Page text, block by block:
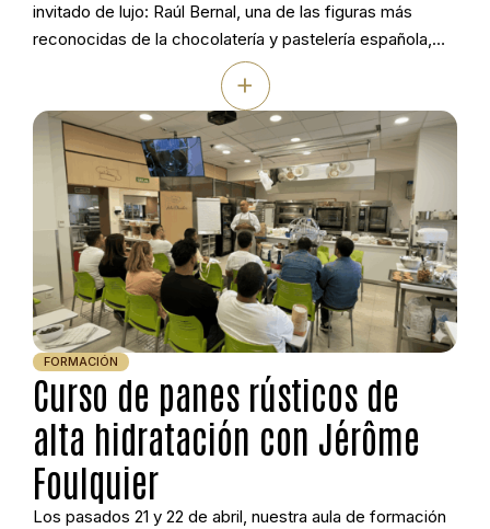
invitado de lujo: Raúl Bernal, una de las figuras más
reconocidas de la chocolatería y pastelería española,
protagonizó una jornada dedicada al universo creativo
de Lapaca. El maestro pastelero y chocolatero,
distinguido con algunos de los principales
reconocimientos nacionales del sector, compartió su
visión sobre el producto artesano […]
+
Curso de panes rústicos de
alta hidratación con Jérôme
Foulquier
FORMACIÓN
Los pasados 21 y 22 de abril, nuestra aula de formación